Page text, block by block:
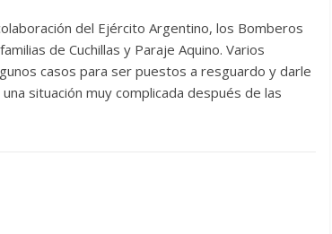
del Ejército Argentino, los Bomberos
de Cuchillas y Paraje Aquino. Varios
casos para ser puestos a resguardo y darle
situación muy complicada después de las